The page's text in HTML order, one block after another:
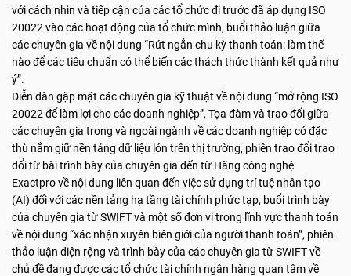
với cách nhìn và tiếp cận của các tổ chức đi trước đã áp dụng ISO
20022 vào các hoạt động của tổ chức mình, buổi thảo luận giữa
các chuyên gia về nội dung “Rút ngắn chu kỳ thanh toán: làm thế
nào để các tiêu chuẩn có thể biến các thách thức thành kết quả như
ý”.
Diễn đàn gặp mặt các chuyên gia kỹ thuật về nội dung “mở rộng ISO
20022 để làm lợi cho các doanh nghiệp”, Tọa đàm và trao đổi giữa
các chuyên gia trong và ngoài ngành về các doanh nghiệp có đặc
thù nắm giữ nền tảng dữ liệu lớn trên thị trường, phiên trao đổi trao
đổi từ bài trình bày của chuyên gia đến từ Hãng công nghệ
Exactpro về nội dung liên quan đến việc sử dụng trí tuệ nhân tạo
(AI) đối với các nền tảng hạ tầng tài chính phức tạp, buổi trình bày
của chuyên gia từ SWIFT và một số đơn vị trong lĩnh vực thanh toán
về nội dung “xác nhận xuyên biên giới của người thanh toán”, phiên
thảo luận diện rộng và trình bày của các chuyên gia từ SWIFT về
chủ đề đang được các tổ chức tài chính ngân hàng quan tâm về